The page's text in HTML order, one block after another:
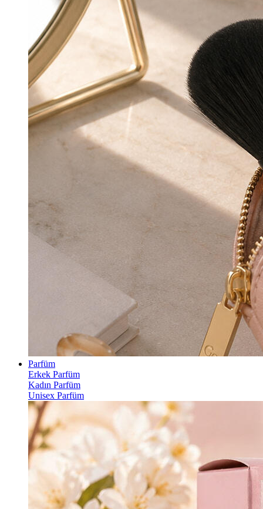
Parfüm
Erkek Parfüm
Kadın Parfüm
Unisex Parfüm